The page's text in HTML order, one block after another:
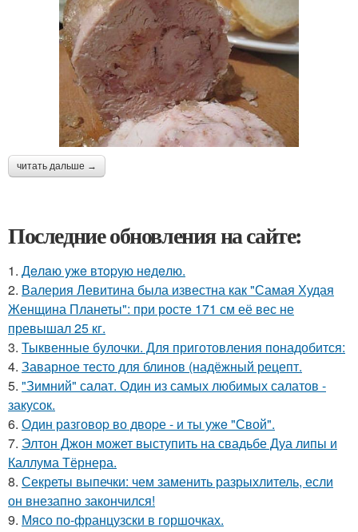
читать дальше →
Последние обновления на сайте:
1. Дeлaю yжe втopую нeдeлю.
2. Валерия Левитина была известна как "Самая Худая
Женщина Планеты": при росте 171 см её вес не
превышал 25 кг.
3. Тыквенные булочки. Для приготовления понадобится:
4. Заварное тесто для блинов (надёжный рецепт.
5. "Зимний" салат. Один из самых любимых салатов -
закусок.
6. Один рaзговоp во двоpе - и ты ужe "Свой".
7. Элтон Джон может выступить на свадьбе Дуа липы и
Каллума Тёрнера.
8. Секреты выпечки: чем заменить разрыхлитель, если
он внезапно закончился!
9. Мясо по-французски в горшочках.